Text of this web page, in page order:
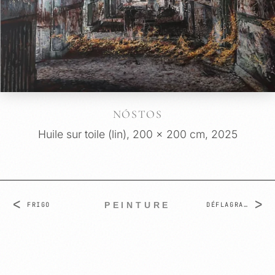
NÓSTOS
Huile sur toile (lin), 200 x 200 cm, 2025
< FRIGO PEINTURE DÉFLAGRATION >